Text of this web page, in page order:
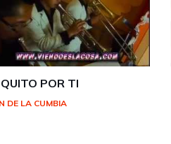
POR TI
DE LA CUMBIA